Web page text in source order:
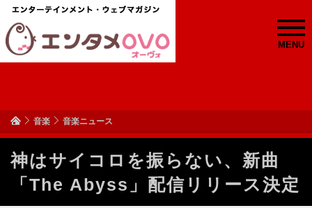
MENU
音楽 音楽ニュース
神はサイコロを振らない、新曲
「The Abyss」配信リリース決定